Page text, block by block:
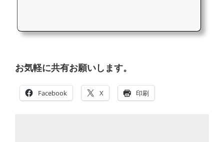
お気軽に共有お願いします。
Facebook X 印刷